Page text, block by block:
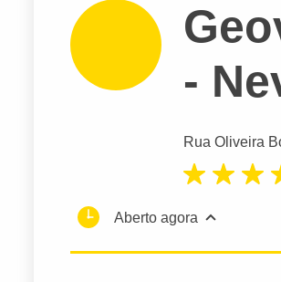
-
Rua Oliveira
Aberto agora